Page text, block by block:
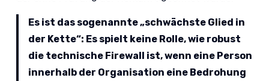
Es ist das sogenannte „schwächste Glied in
der Kette“: Es spielt keine Rolle, wie robust
die technische Firewall ist, wenn eine Person
innerhalb der Organisation eine Bedrohung